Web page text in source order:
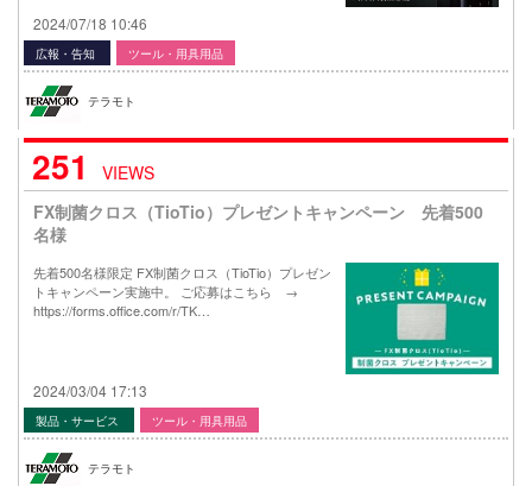
2024/07/18 10:46
広報・告知 ツール・用具用品
テラモト
251
VIEWS
FX制菌クロス（TioTio）プレゼントキャンペーン 先着500
名様
先着500名様限定 FX制菌クロス（TioTio）プレゼン
トキャンペーン実施中。 ご応募はこちら →
https://forms.office.com/r/TK…
2024/03/04 17:13
製品・サービス ツール・用具用品
テラモト